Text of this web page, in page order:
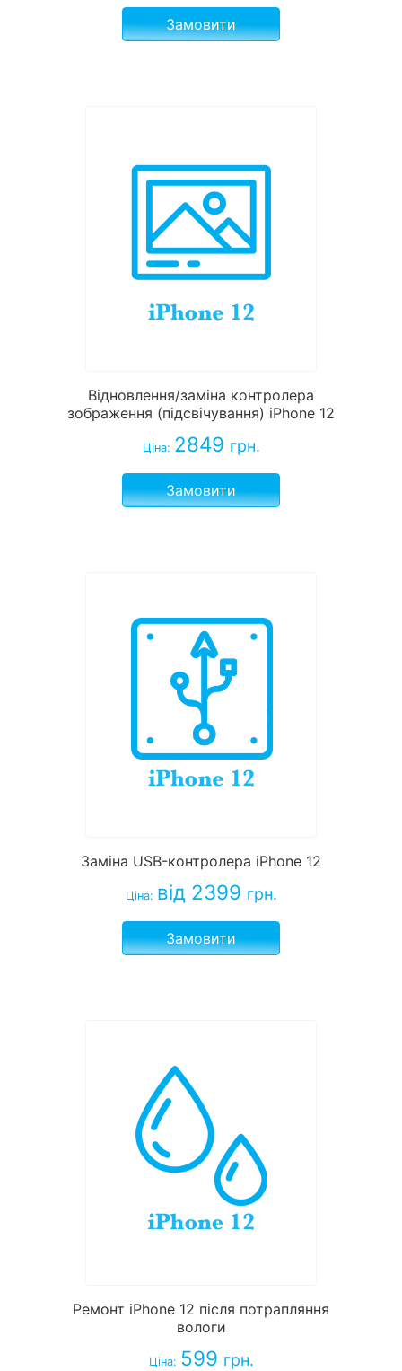
Замовити
Відновлення/заміна контролера
зображення (підсвічування) iPhone 12
Ціна: 2849 грн.
Замовити
Заміна USB-контролера iPhone 12
Ціна: від 2399 грн.
Замовити
Ремонт iPhone 12 після потрапляння
вологи
Ціна: 599 грн.